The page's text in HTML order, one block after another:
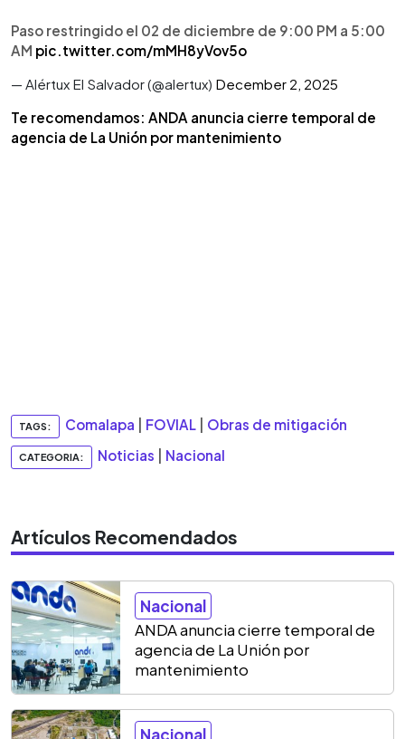
Paso restringido el 02 de diciembre de 9:00 PM a 5:00
AM pic.twitter.com/mMH8yVov5o
— Alértux El Salvador (@alertux) December 2, 2025
Te recomendamos: ANDA anuncia cierre temporal de
agencia de La Unión por mantenimiento
TAGS: Comalapa FOVIAL Obras de mitigación
CATEGORIA: Noticias Nacional
Artículos Recomendados
Nacional
ANDA anuncia cierre temporal de
agencia de La Unión por
mantenimiento
Nacional